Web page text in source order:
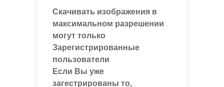
Скачивать изображения в
максимальном разрешении
могут только
Зарегистрированные
пользователи
Если Вы уже
загестрированы то,